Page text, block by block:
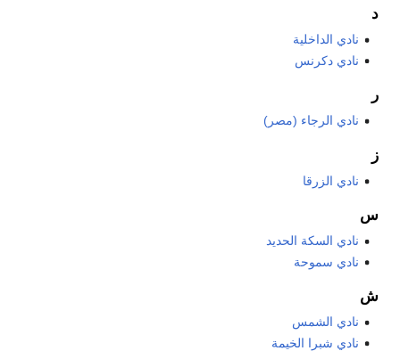
د
نادي الداخلية
نادي دكرنس
ر
نادي الرجاء (مصر)
ز
نادي الزرقا
س
نادي السكة الحديد
نادي سموحة
ش
نادي الشمس
نادي شبرا الخيمة